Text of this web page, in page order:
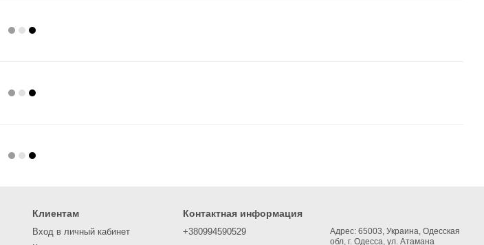
Клиентам
Вход в личный кабинет
Контактная информация
+380994590529
Адрес: 65003, Украина, Одесская
обл, г. Одесса, ул. Атамана